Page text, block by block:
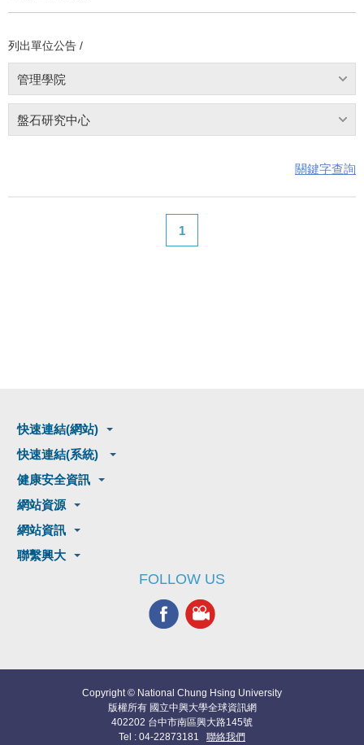
列出單位公告 /
管理學院
盤石研究中心
關鍵字查詢
1
快速連結(網站)
快速連結(系統)
健康安全資訊
網站資源
網站資訊
聯繫興大
FOLLOW US
Copyright © National Chung Hsing University
版權所有 國立中興大學全球資訊網
402202 台中市南區興大路145號
Tel : 04-22873181 聯絡我們